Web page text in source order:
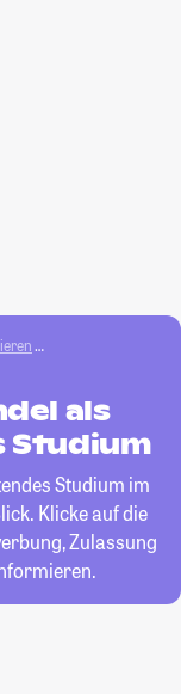
als
Studium
Studium im
Klicke auf die
Zulassung